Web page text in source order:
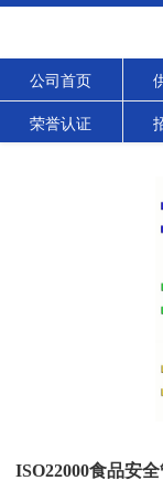
公司首页
荣誉认证
ISO22000食品安